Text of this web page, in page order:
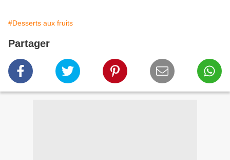
#Desserts aux fruits
Partager